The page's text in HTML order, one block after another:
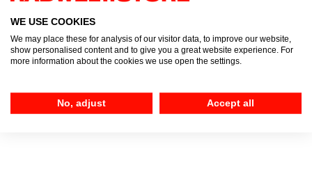
249,95 €*
WE USE COOKIES
We may place these for analysis of our visitor data, to improve our website,
show personalised content and to give you a great website experience. For
more information about the cookies we use open the settings.
No, adjust Accept all